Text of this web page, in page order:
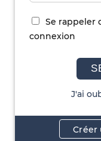
Se rappeler
connexion
J'ai
Créer